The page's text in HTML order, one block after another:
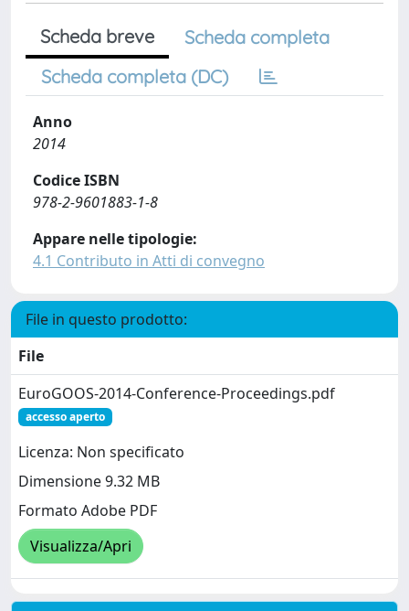
Scheda breve
Scheda completa
Scheda completa (DC)
Anno
2014
Codice ISBN
978-2-9601883-1-8
Appare nelle tipologie:
4.1 Contributo in Atti di convegno
File in questo prodotto:
File
EuroGOOS-2014-Conference-Proceedings.pdf
accesso aperto
Licenza: Non specificato
Dimensione 9.32 MB
Formato Adobe PDF
Visualizza/Apri